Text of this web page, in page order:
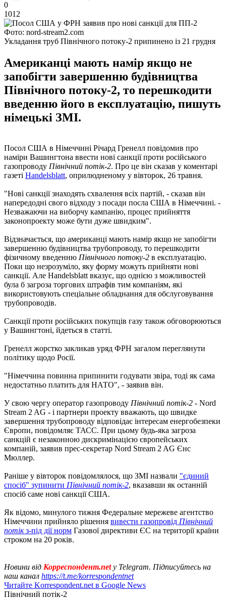
0
1012
Фото: nord-stream2.com
Укладання труб Північного потоку-2 припинено із 21 грудня
Американці мають намір якщо не
запобігти завершенню будівництва
Північного потоку-2, то перешкодити
введенню його в експлуатацію, пишуть
німецькі ЗМІ.
Посол США в Німеччині Річард Гренелл повідомив про
наміри Вашингтона ввести нові санкції проти російського
газопроводу Північний потік-2. Про це він сказав у коментарі
газеті Handelsblatt, оприлюдненому у вівторок, 26 травня.
"Нові санкції знаходять схвалення всіх партій, - сказав він
напередодні свого відходу з посади посла США в Німеччині. -
Незважаючи на виборчу кампанію, процес прийняття
законопроекту може бути дуже швидким".
Відзначається, що американці мають намір якщо не запобігти
завершенню будівництва трубопроводу, то перешкодити
фізичному введенню Північного потоку-2 в експлуатацію.
Поки що незрозуміло, яку форму можуть прийняти нові
санкції. Але Handelsblatt вказує, що однією з можливостей
була б загроза торгових штрафів тим компаніям, які
використовують спеціальне обладнання для обслуговування
трубопроводів.
Санкції проти російських покупців газу також обговорюються
у Вашингтоні, йдеться в статті.
Гренелл жорстко закликав уряд ФРН загалом переглянути
політику щодо Росії.
"Німеччина повинна припинити годувати звіра, тоді як сама
недостатньо платить для НАТО", - заявив він.
У свою чергу оператор газопроводу Північний потік-2 - Nord
Stream 2 AG - і партнери проекту вважають, що швидке
завершення трубопроводу відповідає інтересам енергобезпеки
Європи, повідомляє ТАСС. При цьому будь-яка загроза
санкцій є незаконною дискримінацією європейських
компаній, заявив прес-секретар Nord Stream 2 AG Єнс
Мюллер.
Раніше у вівторок повідомлялося, що ЗМІ назвали "єдиний
спосіб" зупинити Північний потік-2, вказавши як останній
спосіб саме нові санкції США.
Як відомо, минулого тижня Федеральне мережеве агентство
Німеччини прийняло рішення вивести газопровід Північний
потікз-під дії норм Газової директиви ЄС на території країни
строком на 20 років.
Новини від Корреспондент.netу Telegram. Підписуйтесь на
наш канал https://t.me/korrespondentnet
Читайте Korrespondent.net в Google News
Північний потік-2